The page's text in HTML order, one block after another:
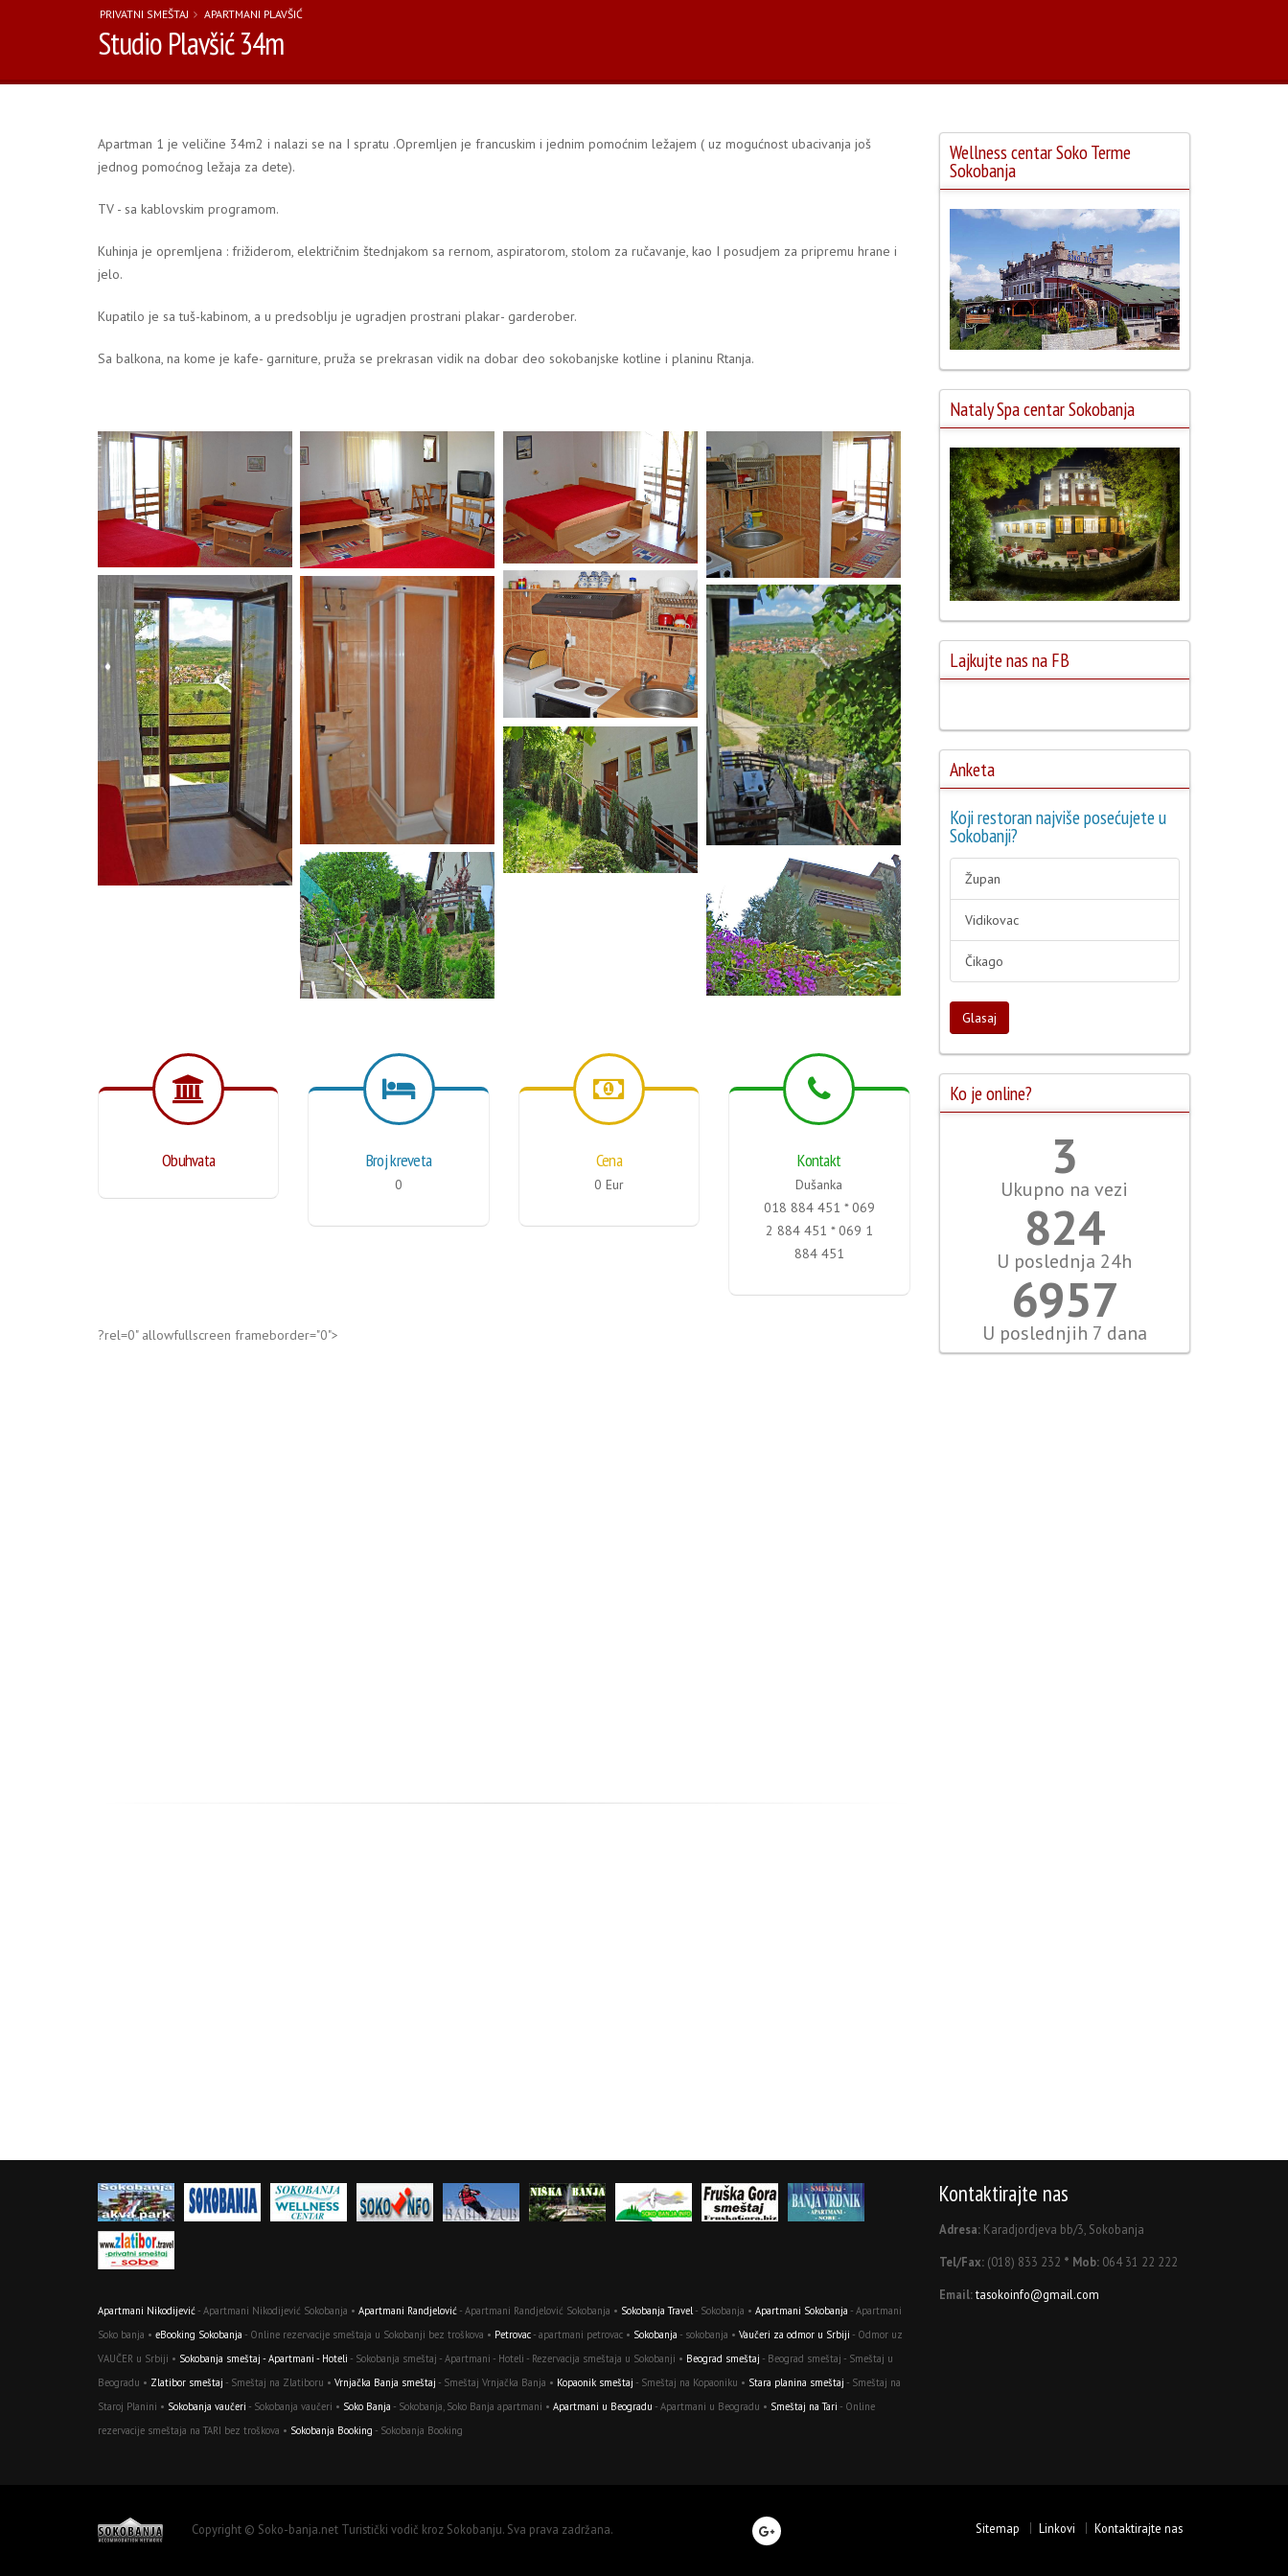
PRIVATNI SMEŠTAJ APARTMANI PLAVŠIĆ
Studio Plavšić 34m
Apartman 1 je veličine 34m2 i nalazi se na I spratu .Opremljen je francuskim i jednim pomoćnim ležajem ( uz mogućnost ubacivanja još
jednog pomoćnog ležaja za dete).
TV - sa kablovskim programom.
Kuhinja je opremljena : frižiderom, električnim štednjakom sa rernom, aspiratorom, stolom za ručavanje, kao I posudjem za pripremu hrane i
jelo.
Kupatilo je sa tuš-kabinom, a u predsoblju je ugradjen prostrani plakar- garderober.
Sa balkona, na kome je kafe- garniture, pruža se prekrasan vidik na dobar deo sokobanjske kotline i planinu Rtanja.
Obuhvata Broj kreveta
0
Cena
0 Eur
Kontakt
Dušanka
018 884 451 * 069
2 884 451 * 069 1
884 451
?rel=0" allowfullscreen frameborder="0">
Wellness centar Soko Terme
Sokobanja
Nataly Spa centar Sokobanja
Lajkujte nas na FB
Anketa
Koji restoran najviše posećujete u
Sokobanji?
Župan
Vidikovac
Čikago
Glasaj
Ko je online?
3
Ukupno na vezi
883
U poslednja 24h
7454
U poslednjih 7 dana
Apartmani Nikodijević- Apartmani Nikodijević Sokobanja • Apartmani Randjelović- Apartmani Randjelović Sokobanja • Sokobanja Travel- Sokobanja • Apartmani Sokobanja - Apartmani
Soko banja • eBooking Sokobanja - Online rezervacije smeštaja u Sokobanji bez troškova • Petrovac- apartmani petrovac • Sokobanja - sokobanja • Vaučeri za odmor u Srbiji - Odmor uz
VAUČER u Srbiji • Sokobanja smeštaj - Apartmani - Hoteli - Sokobanja smeštaj - Apartmani - Hoteli - Rezervacija smeštaja u Sokobanji • Beograd smeštaj - Beograd smeštaj - Smeštaj u
Beogradu • Zlatibor smeštaj - Smeštaj na Zlatiboru • Vrnjačka Banja smeštaj - Smeštaj Vrnjačka Banja • Kopaonik smeštaj - Smeštaj na Kopaoniku • Stara planina smeštaj - Smeštaj na
Staroj Planini • Sokobanja vaučeri - Sokobanja vaučeri • Soko Banja - Sokobanja, Soko Banja apartmani • Apartmani u Beogradu - Apartmani u Beogradu • Smeštaj na Tari - Online
rezervacije smeštaja na TARI bez troškova • Sokobanja Booking - Sokobanja Booking
Kontaktirajte nas
Adresa:Karadjordjeva bb/3, Sokobanja
Tel/Fax:(018) 833 232 * Mob:064 31 22 222
Email: tasokoinfo@gmail.com
Copyright © Soko-banja.net Turistički vodič kroz Sokobanju. Sva prava zadržana. Sitemap Linkovi Kontaktirajte nas